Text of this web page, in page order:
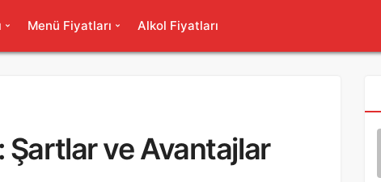
Menü Fiyatları Alkol Fiyatları
ve Avantajlar